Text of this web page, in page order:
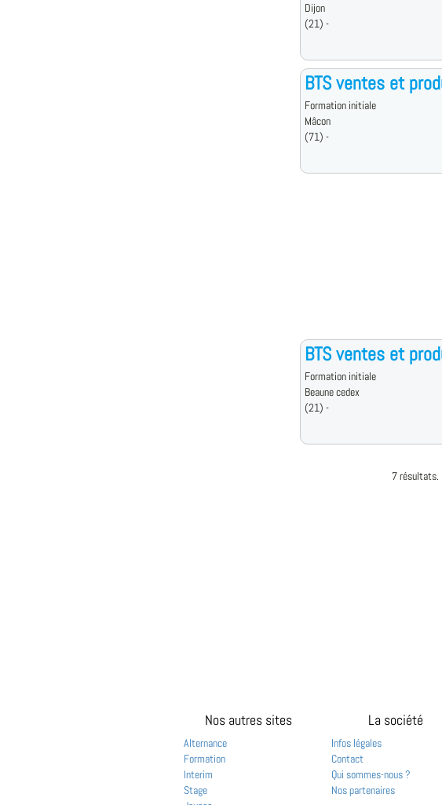
Dijon
(21) -
BTS ventes et
Formation initiale
Mâcon
(71) -
BTS ventes et
Formation initiale
Beaune cedex
(21) -
7 résultats.
Nos autres sites
Alternance
Formation
Interim
Stage
La société
Infos légales
Contact
Qui sommes-nous ?
Nos partenaires